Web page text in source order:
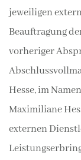
jeweiligen
Beauftragung
vorheriger
Hesse, im
Maximiliane
externen